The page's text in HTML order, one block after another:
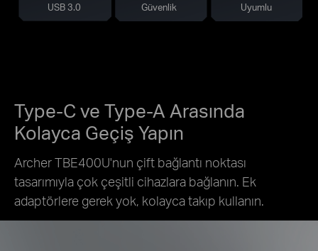
USB 3.0
Güvenlik
Uyumlu
Type-C ve Type-A Arasında
Kolayca Geçiş Yapın
Archer TBE400U'nun çift bağlantı noktası
tasarımıyla çok çeşitli cihazlara bağlanın. Ek
adaptörlere gerek yok, kolayca takıp kullanın.